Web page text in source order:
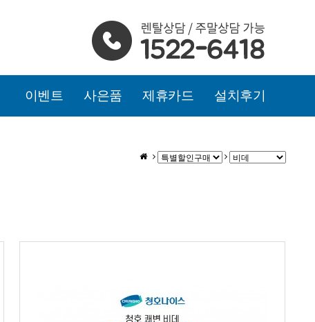
이벤트 사은품 제휴카드 설치후기